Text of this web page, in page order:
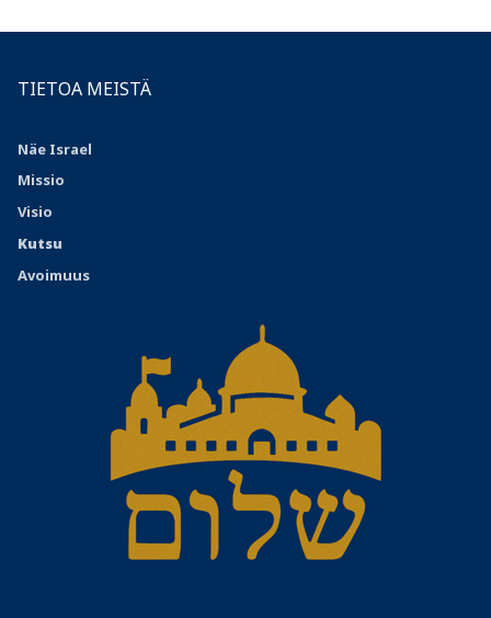
TIETOA MEISTÄ
Näe Israel
Missio
Visio
Kutsu
Avoimuus